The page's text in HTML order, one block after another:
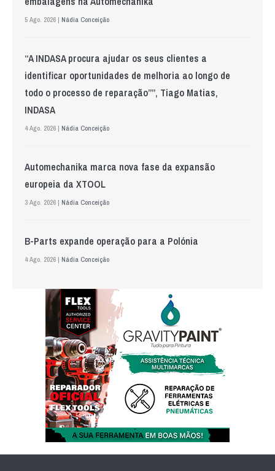
5 Ago. 2026 | Nádia Conceição
“A INDASA procura ajudar os seus clientes a
identificar oportunidades de melhoria ao longo de
todo o processo de reparação””, Tiago Matias,
INDASA
4 Ago. 2026 | Nádia Conceição
Automechanika marca nova fase da expansão
europeia da XTOOL
3 Ago. 2026 | Nádia Conceição
B-Parts expande operação para a Polónia
4 Ago. 2026 | Nádia Conceição